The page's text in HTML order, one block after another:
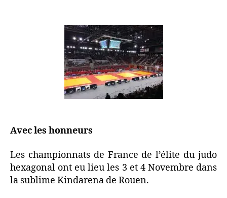
Avec les honneurs
Les championnats de France de l’élite du judo
hexagonal ont eu lieu les 3 et 4 Novembre dans
la sublime Kindarena de Rouen.